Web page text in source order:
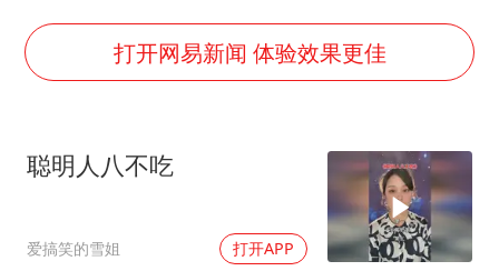
几元成本的AI广告导致千万市值蒸发
购飞机票7分钟后退票被扣2022元
郑丽文：台湾从来没有“独立”过
黄金牛市回来了吗
打开网易新闻 体验效果更佳
聪明人八不吃
爱搞笑的雪姐 打开APP